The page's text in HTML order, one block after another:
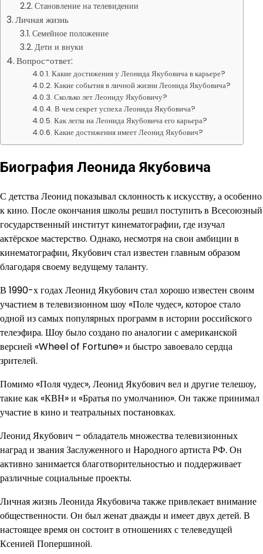
Становление на телевидении
Личная жизнь
Семейное положение
Дети и внуки
Вопрос-ответ:
Какие достижения у Леонида Якубовича в карьере?
Какие события в личной жизни Леонида Якубовича?
Сколько лет Леониду Якубовичу?
В чем секрет успеха Леонида Якубовича?
Как легла на Леонида Якубовича его карьера?
Какие достижения имеет Леонид Якубович?
Биография Леонида Якубовича
С детства Леонид показывал склонность к искусству, а особенно
к кино. После окончания школы решил поступить в Всесоюзный
государственный институт кинематографии, где изучал
актёрское мастерство. Однако, несмотря на свои амбиции в
кинематографии, Якубович стал известен главным образом
благодаря своему ведущему таланту.
В 1990-х годах Леонид Якубович стал хорошо известен своим
участием в телевизионном шоу «Поле чудес», которое стало
одной из самых популярных программ в истории российского
телеэфира. Шоу было создано по аналогии с американской
версией «Wheel of Fortune» и быстро завоевало сердца
зрителей.
Помимо «Поля чудес», Леонид Якубович вел и другие телешоу,
такие как «КВН» и «Братья по умолчанию». Он также принимал
участие в кино и театральных постановках.
Леонид Якубович – обладатель множества телевизионных
наград и звания Заслуженного и Народного артиста РФ. Он
активно занимается благотворительностью и поддерживает
различные социальные проекты.
Личная жизнь Леонида Якубовича также привлекает внимание
общественности. Он был женат дважды и имеет двух детей. В
настоящее время он состоит в отношениях с телеведущей
Ксенией Попершиной.